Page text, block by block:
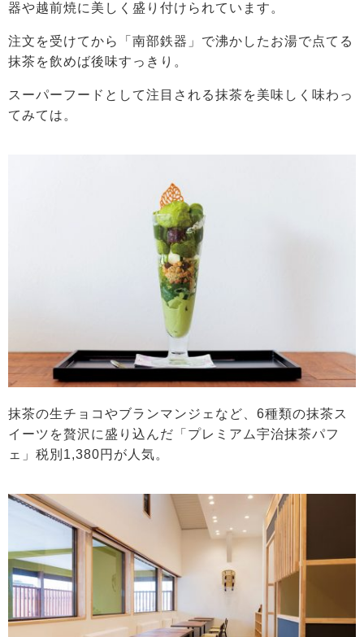
器や越前焼に美しく盛り付けられています。
注文を受けてから「南部鉄器」で沸かしたお湯で点てる
抹茶を飲めば後味すっきり。
スーパーフードとして注目される抹茶を美味しく味わっ
てみては。
抹茶の生チョコやブランマンジェなど、6種類の抹茶ス
イーツを贅沢に盛り込んだ「プレミアム宇治抹茶パフ
ェ」税別1,380円が人気。